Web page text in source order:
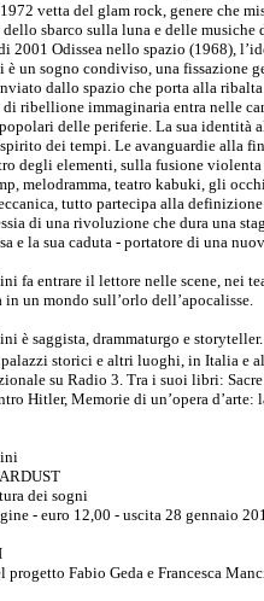
vetta del glam rock, genere che
sbarco sulla luna e delle musiche
2001 Odissea nello spazio (1968),
è un sogno condiviso, una fissazione
dallo spazio che porta alla
ribellione immaginaria entra nelle
delle periferie. La sua identità
dei tempi. Le avanguardie alla
degli elementi, sulla fusione
melodramma, teatro kabuki, gli
tutto partecipa alla definizione
di una rivoluzione che dura una
e la sua caduta - portatore di una
fa entrare il lettore nelle scene, nei
in un mondo sull’orlo dell’apocalisse.
è saggista, drammaturgo e
palazzi storici e altri luoghi, in Italia e
su Radio 3. Tra i suoi libri:
Hitler, Memorie di un’opera d’arte:
dei sogni
- euro 12,00 - uscita 28 gennaio
progetto Fabio Geda e Francesca